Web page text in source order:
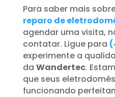
Para saber mais
reparo de
agendar uma visita,
contatar. Ligue para
experimente a
da Wandertec.
que seus
funcionando